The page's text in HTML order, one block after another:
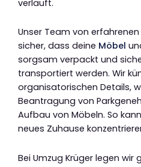
verläuft.
Unser Team von
sicher, dass deine Möbel
sorgsam verpackt und
transportiert werden. Wir
organisatorischen Details,
Beantragung von
Aufbau von Möbeln. So
neues Zuhause
Bei Umzug Krüger legen wir